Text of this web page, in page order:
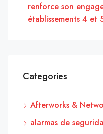
renforce son
établissements 4 et
Categories
Afterworks &
alarmas de